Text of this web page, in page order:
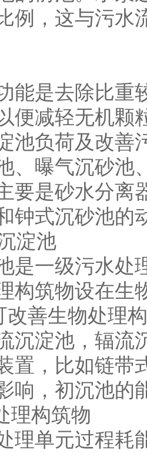
例，这与污水
能是去除比重
便减轻无机颗
池负荷及改善
、曝气沉砂池
要是砂水分离
钟式沉砂池的
淀池
是一级污水处
构筑物设在生
改善生物处理
沉淀池，辐流
置，比如链带
响，初沉池的
构筑物
理单元过程耗